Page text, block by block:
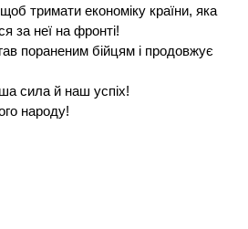
тримати економіку країни, яка
за неї на фронті!
пораненим бійцям і продовжує
сила й наш успіх!
народу!